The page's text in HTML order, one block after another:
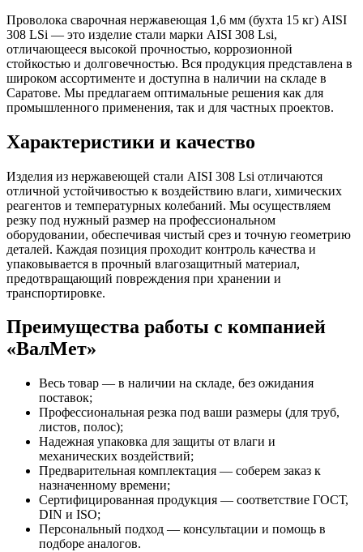
Проволока сварочная нержавеющая 1,6 мм (бухта 15 кг) AISI
308 LSi — это изделие стали марки AISI 308 Lsi,
отличающееся высокой прочностью, коррозионной
стойкостью и долговечностью. Вся продукция представлена в
широком ассортименте и доступна в наличии на складе в
Саратове. Мы предлагаем оптимальные решения как для
промышленного применения, так и для частных проектов.
Характеристики и качество
Изделия из нержавеющей стали AISI 308 Lsi отличаются
отличной устойчивостью к воздействию влаги, химических
реагентов и температурных колебаний. Мы осуществляем
резку под нужный размер на профессиональном
оборудовании, обеспечивая чистый срез и точную геометрию
деталей. Каждая позиция проходит контроль качества и
упаковывается в прочный влагозащитный материал,
предотвращающий повреждения при хранении и
транспортировке.
Преимущества работы с компанией
«ВалМет»
Весь товар — в наличии на складе, без ожидания
поставок;
Профессиональная резка под ваши размеры (для труб,
листов, полос);
Надежная упаковка для защиты от влаги и
механических воздействий;
Предварительная комплектация — соберем заказ к
назначенному времени;
Сертифицированная продукция — соответствие ГОСТ,
DIN и ISO;
Персональный подход — консультации и помощь в
подборе аналогов.